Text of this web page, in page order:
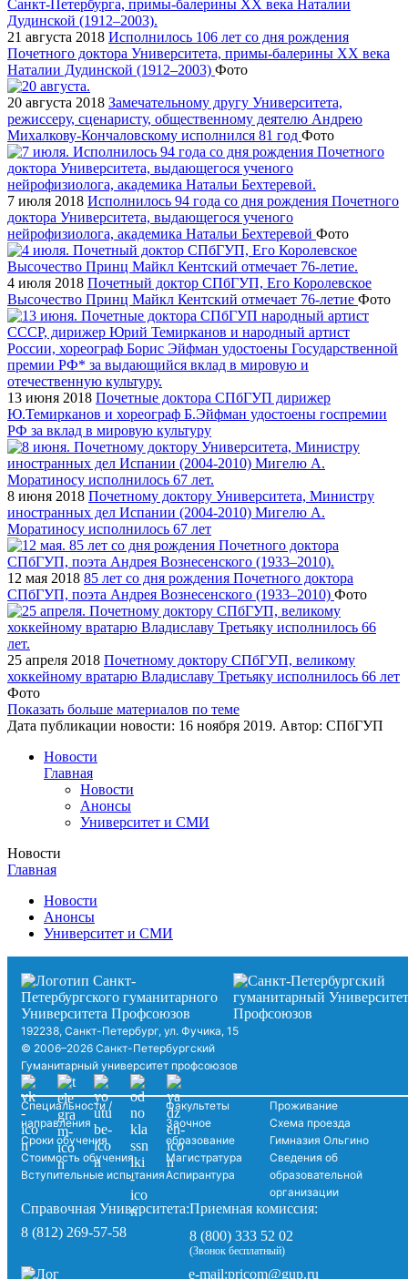
21 августа 2018 Исполнилось 106 лет со дня рождения
Почетного доктора Университета, примы-балерины XX века
Наталии Дудинской (1912–2003) Фото
20 августа 2018 Замечательному другу Университета,
режиссеру, сценаристу, общественному деятелю Андрею
Михалкову-Кончаловскому исполнился 81 год Фото
7 июля 2018 Исполнилось 94 года со дня рождения Почетного
доктора Университета, выдающегося ученого
нейрофизиолога, академика Натальи Бехтеревой Фото
4 июля 2018 Почетный доктор СПбГУП, Его Королевское
Высочество Принц Майкл Кентский отмечает 76-летие Фото
13 июня 2018 Почетные доктора СПбГУП дирижер
Ю.Темирканов и хореограф Б.Эйфман удостоены госпремии
РФ за вклад в мировую культуру
8 июня 2018 Почетному доктору Университета, Министру
иностранных дел Испании (2004-2010) Мигелю А.
Моратиносу исполнилось 67 лет
12 мая 2018 85 лет со дня рождения Почетного доктора
СПбГУП, поэта Андрея Вознесенского (1933–2010) Фото
25 апреля 2018 Почетному доктору СПбГУП, великому
хоккейному вратарю Владиславу Третьяку исполнилось 66 лет
Фото
Показать больше материалов по теме
Дата публикации новости: 16 ноября 2019. Автор: СПбГУП
Новости
Главная
Новости
Анонсы
Университет и СМИ
Новости
Главная
Новости
Анонсы
Университет и СМИ
192238, Санкт-Петербург, ул. Фучика, 15
© 2006–2026 Санкт-Петербургский
Гуманитарный университет профсоюзов
Специальности /
направления
Сроки обучения
Стоимость обучения
Вступительные испытания
Факультеты
Заочное
образование
Магистратура
Аспирантура
Проживание
Схема проезда
Гимназия Ольгино
Сведения об
образовательной
организации
Справочная Университета:
8 (812) 269-57-58
Приемная комиссия:
8 (800) 333 52 02
(Звонок бесплатный)
e-mail:pricom@gup.ru